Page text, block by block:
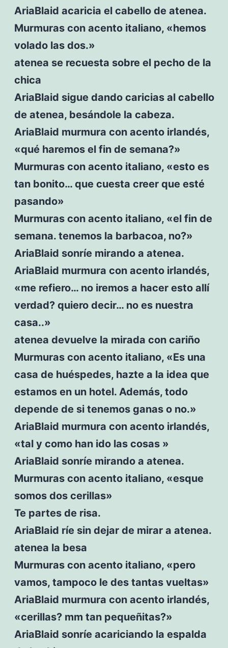
AriaBlaid acaricia el cabello de atenea.
Murmuras con acento italiano, «hemos
volado las dos.»
atenea se recuesta sobre el pecho de la
chica
AriaBlaid sigue dando caricias al cabello
de atenea, besándole la cabeza.
AriaBlaid murmura con acento irlandés,
«qué haremos el fin de semana?»
Murmuras con acento italiano, «esto es
tan bonito… que cuesta creer que esté
pasando»
Murmuras con acento italiano, «el fin de
semana. tenemos la barbacoa, no?»
AriaBlaid sonríe mirando a atenea.
AriaBlaid murmura con acento irlandés,
«me refiero… no iremos a hacer esto allí
verdad? quiero decir… no es nuestra
casa..»
atenea devuelve la mirada con cariño
Murmuras con acento italiano, «Es una
casa de huéspedes, hazte a la idea que
estamos en un hotel. Además, todo
depende de si tenemos ganas o no.»
AriaBlaid murmura con acento irlandés,
«tal y como han ido las cosas »
AriaBlaid sonríe mirando a atenea.
Murmuras con acento italiano, «esque
somos dos cerillas»
Te partes de risa.
AriaBlaid ríe sin dejar de mirar a atenea.
atenea la besa
Murmuras con acento italiano, «pero
vamos, tampoco le des tantas vueltas»
AriaBlaid murmura con acento irlandés,
«cerillas? mm tan pequeñitas?»
AriaBlaid sonríe acariciando la espalda